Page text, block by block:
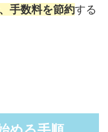
手数料を節約する